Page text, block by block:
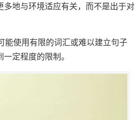
地与环境适应有关，而不是出于对
能使用有限的词汇或难以建立句子
定程度的限制。